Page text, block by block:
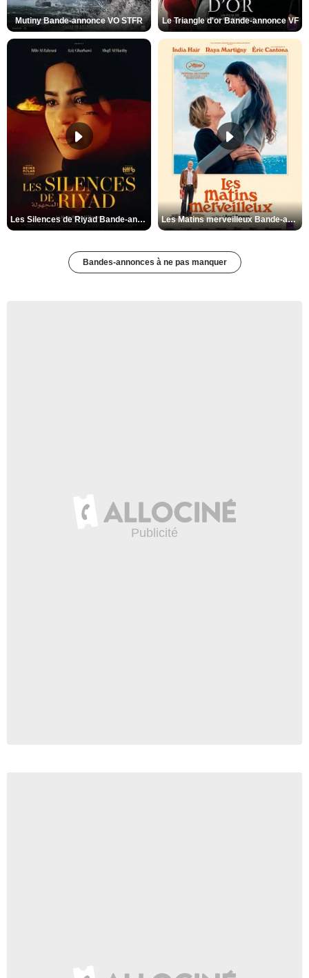
Mutiny Bande-annonce VO STFR Le Triangle d'or Bande-annonce VF
Les Silences de Riyad Bande-annonce VO STFR Les Matins merveilleux Bande-annonce VF
Bandes-annonces à ne pas manquer